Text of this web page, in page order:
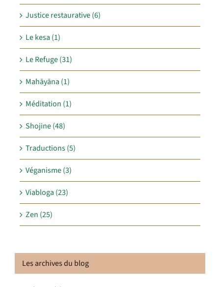
Justice restaurative (6)
Le kesa (1)
Le Refuge (31)
Mahāyāna (1)
Méditation (1)
Shojine (48)
Traductions (5)
Véganisme (3)
Viabloga (23)
Zen (25)
Les archives du blog